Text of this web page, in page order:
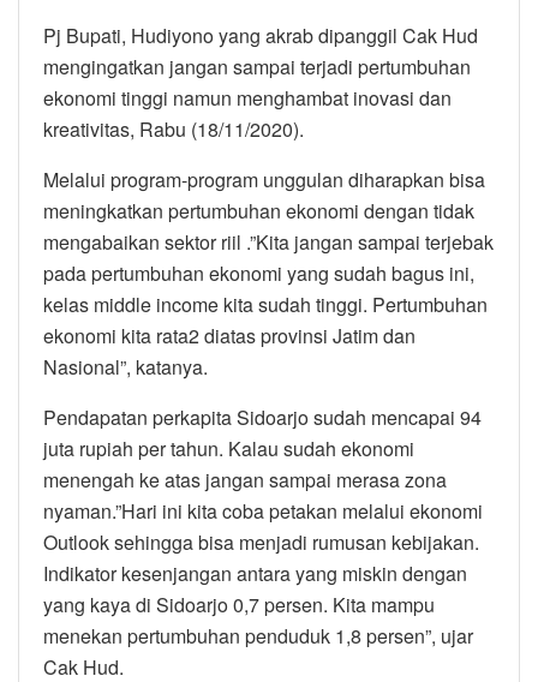
Pj Bupati, Hudiyono yang akrab dipanggil Cak Hud
mengingatkan jangan sampai terjadi pertumbuhan
ekonomi tinggi namun menghambat inovasi dan
kreativitas, Rabu (18/11/2020).
Melalui program-program unggulan diharapkan bisa
meningkatkan pertumbuhan ekonomi dengan tidak
mengabaikan sektor riil .”Kita jangan sampai terjebak
pada pertumbuhan ekonomi yang sudah bagus ini,
kelas middle income kita sudah tinggi. Pertumbuhan
ekonomi kita rata2 diatas provinsi Jatim dan
Nasional”, katanya.
Pendapatan perkapita Sidoarjo sudah mencapai 94
juta rupiah per tahun. Kalau sudah ekonomi
menengah ke atas jangan sampai merasa zona
nyaman.”Hari ini kita coba petakan melalui ekonomi
Outlook sehingga bisa menjadi rumusan kebijakan.
Indikator kesenjangan antara yang miskin dengan
yang kaya di Sidoarjo 0,7 persen. Kita mampu
menekan pertumbuhan penduduk 1,8 persen”, ujar
Cak Hud.